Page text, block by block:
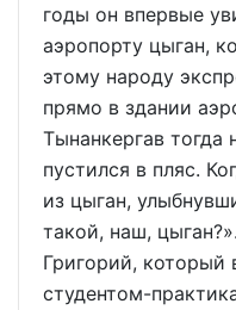
годы он впервые
аэропорту цыган,
этому народу
прямо в здании
Тынанкергав
пустился в пляс.
из цыган,
такой, наш,
Григорий,
студентом-